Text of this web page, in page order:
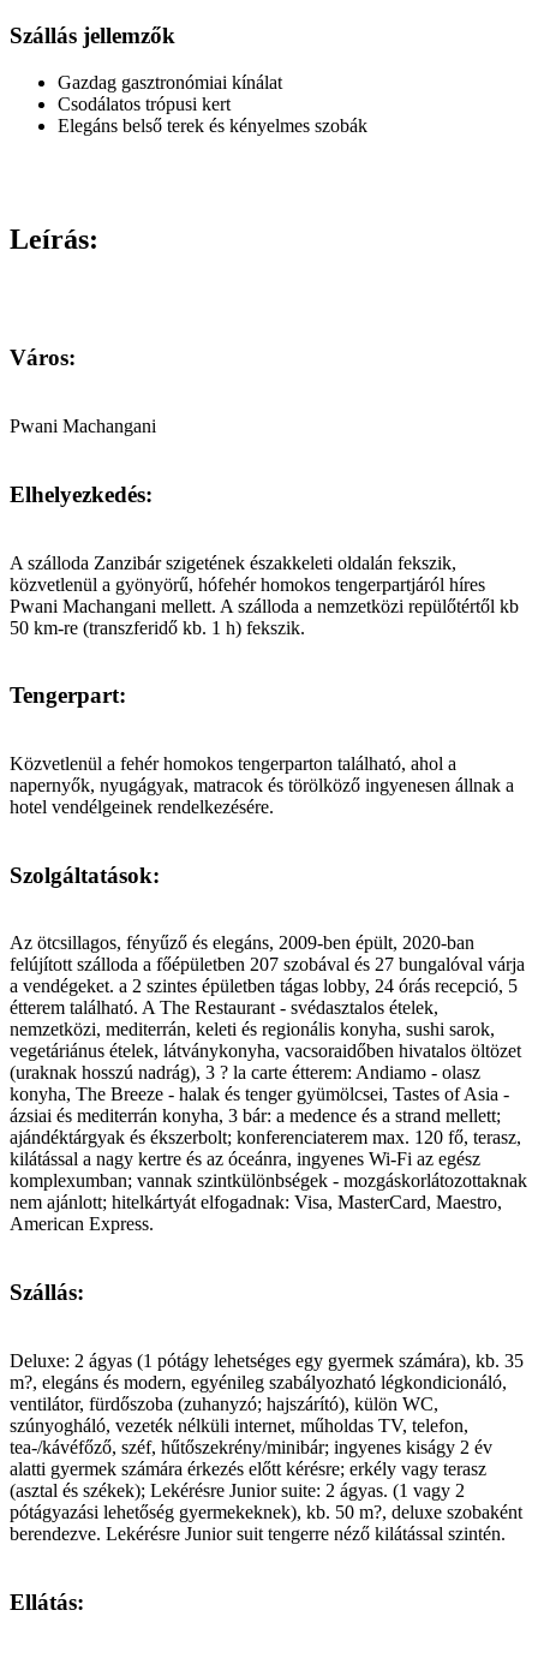
Szállás jellemzők
Gazdag gasztronómiai kínálat
Csodálatos trópusi kert
Elegáns belső terek és kényelmes szobák
Leírás:
Város:
Pwani Machangani
Elhelyezkedés:
A szálloda Zanzibár szigetének északkeleti oldalán fekszik,
közvetlenül a gyönyörű, hófehér homokos tengerpartjáról híres
Pwani Machangani mellett. A szálloda a nemzetközi repülőtértől kb
50 km-re (transzferidő kb. 1 h) fekszik.
Tengerpart:
Közvetlenül a fehér homokos tengerparton található, ahol a
napernyők, nyugágyak, matracok és törölköző ingyenesen állnak a
hotel vendélgeinek rendelkezésére.
Szolgáltatások:
Az ötcsillagos, fényűző és elegáns, 2009-ben épült, 2020-ban
felújított szálloda a főépületben 207 szobával és 27 bungalóval várja
a vendégeket. a 2 szintes épületben tágas lobby, 24 órás recepció, 5
étterem található. A The Restaurant - svédasztalos ételek,
nemzetközi, mediterrán, keleti és regionális konyha, sushi sarok,
vegetáriánus ételek, látványkonyha, vacsoraidőben hivatalos öltözet
(uraknak hosszú nadrág), 3 ? la carte étterem: Andiamo - olasz
konyha, The Breeze - halak és tenger gyümölcsei, Tastes of Asia -
ázsiai és mediterrán konyha, 3 bár: a medence és a strand mellett;
ajándéktárgyak és ékszerbolt; konferenciaterem max. 120 fő, terasz,
kilátással a nagy kertre és az óceánra, ingyenes Wi-Fi az egész
komplexumban; vannak szintkülönbségek - mozgáskorlátozottaknak
nem ajánlott; hitelkártyát elfogadnak: Visa, MasterCard, Maestro,
American Express.
Szállás:
Deluxe: 2 ágyas (1 pótágy lehetséges egy gyermek számára), kb. 35
m?, elegáns és modern, egyénileg szabályozható légkondicionáló,
ventilátor, fürdőszoba (zuhanyzó; hajszárító), külön WC,
szúnyogháló, vezeték nélküli internet, műholdas TV, telefon,
tea-/kávéfőző, széf, hűtőszekrény/minibár; ingyenes kiságy 2 év
alatti gyermek számára érkezés előtt kérésre; erkély vagy terasz
(asztal és székek); Lekérésre Junior suite: 2 ágyas. (1 vagy 2
pótágyazási lehetőség gyermekeknek), kb. 50 m?, deluxe szobaként
berendezve. Lekérésre Junior suit tengerre néző kilátással szintén.
Ellátás: